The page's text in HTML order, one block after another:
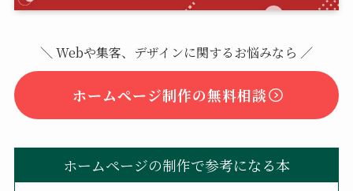
＼ Webや集客、デザインに関するお悩みなら ／
ホームページ制作の無料相談
ホームページの制作で参考になる本